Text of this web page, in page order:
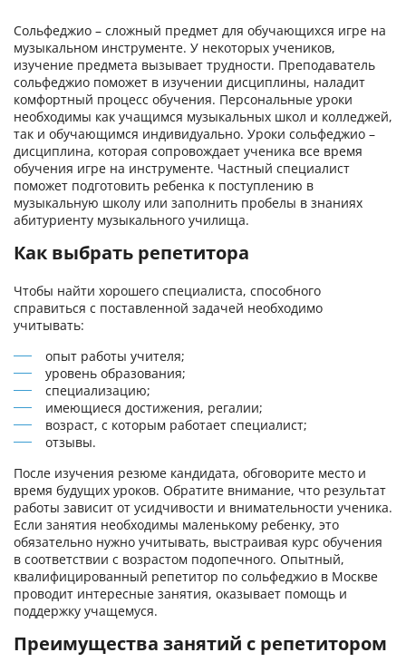
Сольфеджио – сложный предмет для обучающихся игре на
музыкальном инструменте. У некоторых учеников,
изучение предмета вызывает трудности. Преподаватель
сольфеджио поможет в изучении дисциплины, наладит
комфортный процесс обучения. Персональные уроки
необходимы как учащимся музыкальных школ и колледжей,
так и обучающимся индивидуально. Уроки сольфеджио –
дисциплина, которая сопровождает ученика все время
обучения игре на инструменте. Частный специалист
поможет подготовить ребенка к поступлению в
музыкальную школу или заполнить пробелы в знаниях
абитуриенту музыкального училища.
Как выбрать репетитора
Чтобы найти хорошего специалиста, способного
справиться с поставленной задачей необходимо
учитывать:
опыт работы учителя;
уровень образования;
специализацию;
имеющиеся достижения, регалии;
возраст, с которым работает специалист;
отзывы.
После изучения резюме кандидата, обговорите место и
время будущих уроков. Обратите внимание, что результат
работы зависит от усидчивости и внимательности ученика.
Если занятия необходимы маленькому ребенку, это
обязательно нужно учитывать, выстраивая курс обучения
в соответствии с возрастом подопечного. Опытный,
квалифицированный репетитор по сольфеджио в Москве
проводит интересные занятия, оказывает помощь и
поддержку учащемуся.
Преимущества занятий с репетитором